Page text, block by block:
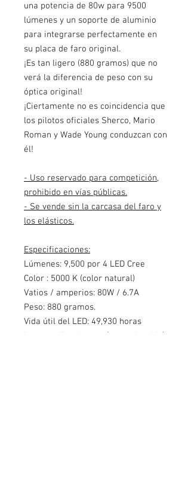
una potencia de 80w para 9500
lúmenes y un soporte de aluminio
para integrarse perfectamente en
su placa de faro original.
¡Es tan ligero (880 gramos) que no
verá la diferencia de peso con su
óptica original!
¡Ciertamente no es coincidencia que
los pilotos oficiales Sherco, Mario
Roman y Wade Young conduzcan con
él!
- Uso reservado para competición,
prohibido en vías públicas.
- Se vende sin la carcasa del faro y
los elásticos.
Especificaciones:
Lúmenes: 9,500 por 4 LED Cree
Color : 5000 K (color natural)
Vatios / amperios: 80W / 6.7A
Peso: 880 gramos.
Vida útil del LED: 49,930 horas
Lente:
policarbonato (reemplazable)